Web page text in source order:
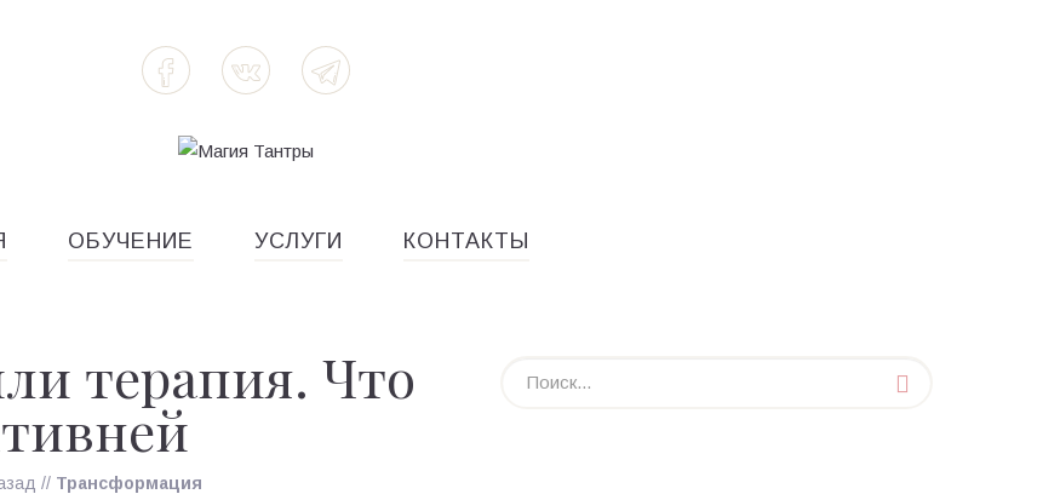
ОБУЧЕНИЕ УСЛУГИ КОНТАКТЫ
терапия. Что
// Трансформация